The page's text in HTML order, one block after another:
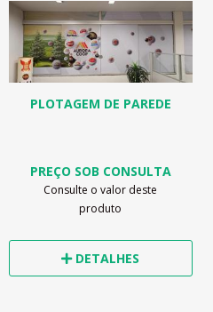
PLOTAGEM DE PAREDE
PREÇO SOB CONSULTA
Consulte o valor deste
produto
DETALHES